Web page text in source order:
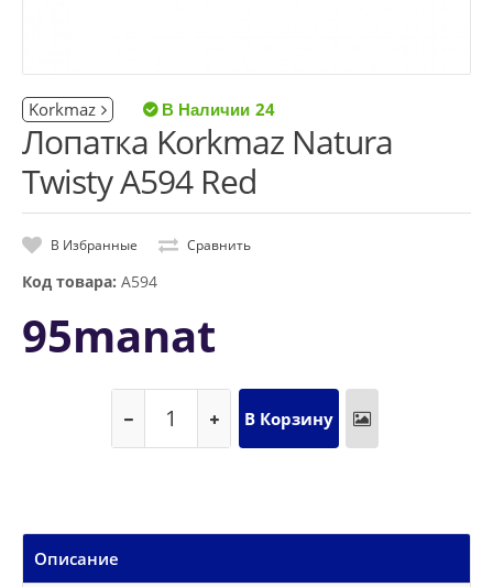
Korkmaz 24
Лопатка Korkmaz Natura
Twisty A594 Red
В Избранные Сравнить
Код товара: A594
95manat
Описание